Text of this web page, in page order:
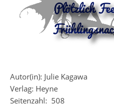
Autor(in): Julie Kagawa
Verlag: Heyne
Seitenzahl: 508